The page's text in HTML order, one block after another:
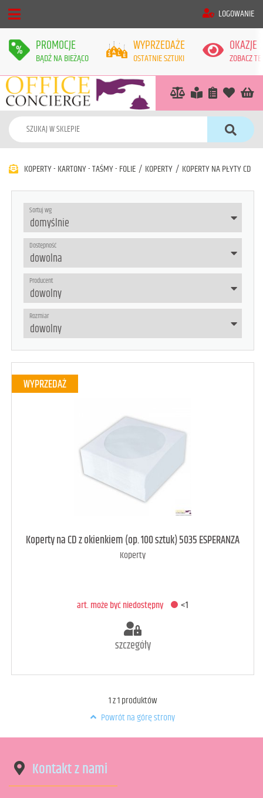
LOGOWANIE
PROMOCJE
BĄDŹ NA BIEŻĄCO
WYPRZEDAŻE
OSTATNIE SZTUKI
OKAZJE
ZOBACZ
KOPERTY - KARTONY - TAŚMY - FOLIE / KOPERTY / KOPERTY NA PŁYTY CD
Sortuj wg
Dostępność
Producent
Rozmiar
WYPRZEDAŻ
Koperty na CD z okienkiem (op. 100 sztuk) 5035 ESPERANZA
Koperty
art. może być niedostępny <1
szczegóły
1z1produktów
Powrót na górę strony
Kontakt z nami